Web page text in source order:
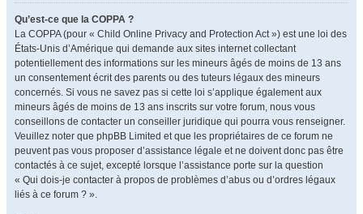
Qu’est-ce que la COPPA ?
La COPPA (pour « Child Online Privacy and Protection Act ») est une loi des
États-Unis d’Amérique qui demande aux sites internet collectant
potentiellement des informations sur les mineurs âgés de moins de 13 ans
un consentement écrit des parents ou des tuteurs légaux des mineurs
concernés. Si vous ne savez pas si cette loi s’applique également aux
mineurs âgés de moins de 13 ans inscrits sur votre forum, nous vous
conseillons de contacter un conseiller juridique qui pourra vous renseigner.
Veuillez noter que phpBB Limited et que les propriétaires de ce forum ne
peuvent pas vous proposer d’assistance légale et ne doivent donc pas être
contactés à ce sujet, excepté lorsque l’assistance porte sur la question
« Qui dois-je contacter à propos de problèmes d’abus ou d’ordres légaux
liés à ce forum ? ».